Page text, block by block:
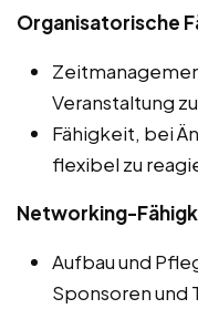
Organisatorische
Veranstaltung
Fähigkeit, bei
flexibel zu
Networking-
Aufbau und
Sponsoren und